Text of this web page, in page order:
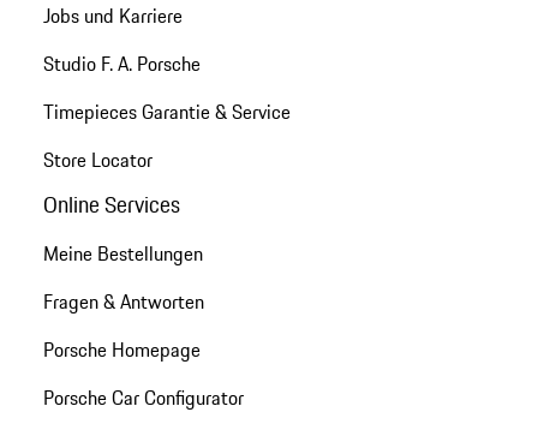
Jobs und Karriere
Studio F. A. Porsche
Timepieces Garantie & Service
Store Locator
Online Services
Meine Bestellungen
Fragen & Antworten
Porsche Homepage
Porsche Car Configurator